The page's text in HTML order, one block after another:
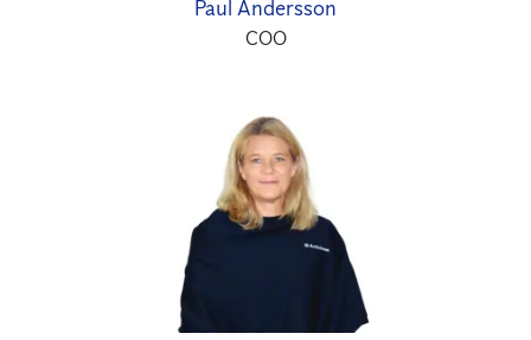
Paul Andersson
COO